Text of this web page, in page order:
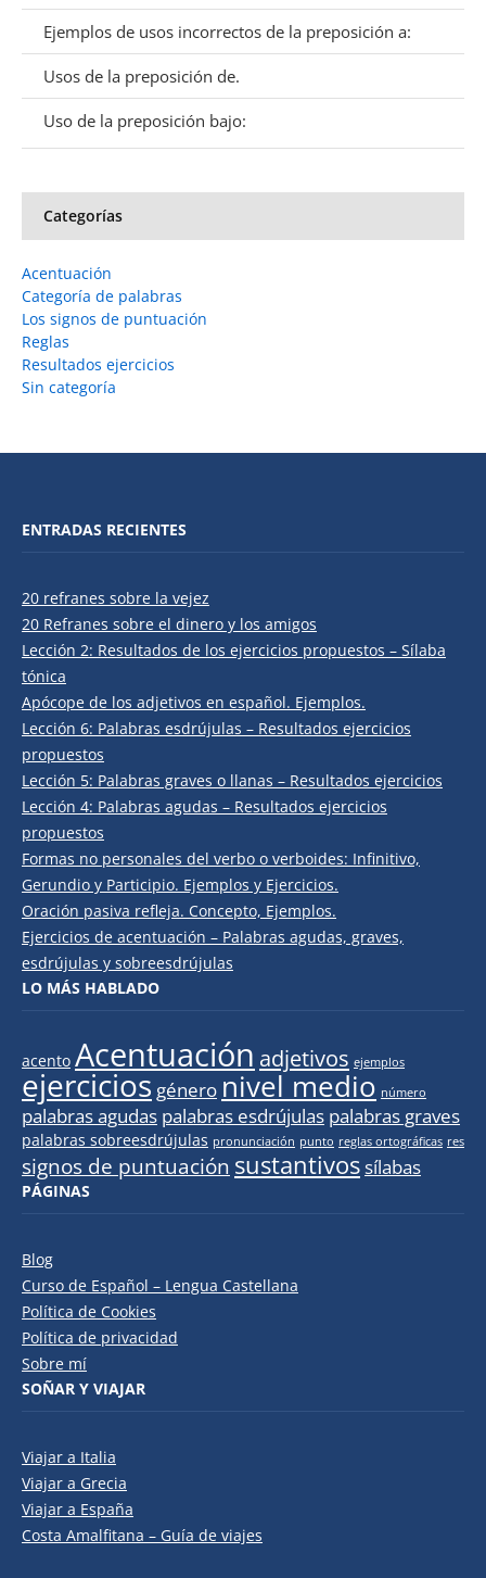
Ejemplos de usos incorrectos de la preposición a:
Usos de la preposición de.
Uso de la preposición bajo:
Categorías
Acentuación
Categoría de palabras
Los signos de puntuación
Reglas
Resultados ejercicios
Sin categoría
ENTRADAS RECIENTES
20 refranes sobre la vejez
20 Refranes sobre el dinero y los amigos
Lección 2: Resultados de los ejercicios propuestos – Sílaba
tónica
Apócope de los adjetivos en español. Ejemplos.
Lección 6: Palabras esdrújulas – Resultados ejercicios
propuestos
Lección 5: Palabras graves o llanas – Resultados ejercicios
Lección 4: Palabras agudas – Resultados ejercicios
propuestos
Formas no personales del verbo o verboides: Infinitivo,
Gerundio y Participio. Ejemplos y Ejercicios.
Oración pasiva refleja. Concepto, Ejemplos.
Ejercicios de acentuación – Palabras agudas, graves,
esdrújulas y sobreesdrújulas
LO MÁS HABLADO
acento Acentuación adjetivos ejemplos
ejercicios género nivel medio número
palabras agudas palabras esdrújulas palabras graves
palabras sobreesdrújulas pronunciación punto reglas ortográficas res
signos de puntuación sustantivossílabas
PÁGINAS
Blog
Curso de Español – Lengua Castellana
Política de Cookies
Política de privacidad
Sobre mí
SOÑAR Y VIAJAR
Viajar a Italia
Viajar a Grecia
Viajar a España
Costa Amalfitana – Guía de viajes